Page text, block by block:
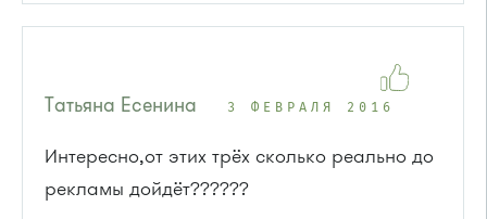
Татьяна Есенина 3 ФЕВРАЛЯ 2016
Интересно,от этих трёх сколько реально до
рекламы дойдёт??????